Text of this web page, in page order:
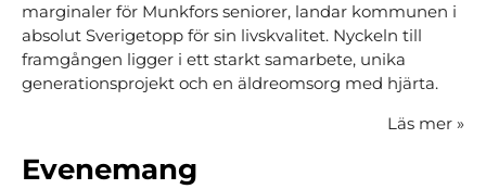
marginaler för Munkfors seniorer, landar kommunen i
absolut Sverigetopp för sin livskvalitet. Nyckeln till
framgången ligger i ett starkt samarbete, unika
generationsprojekt och en äldreomsorg med hjärta.
Läs mer »
Evenemang